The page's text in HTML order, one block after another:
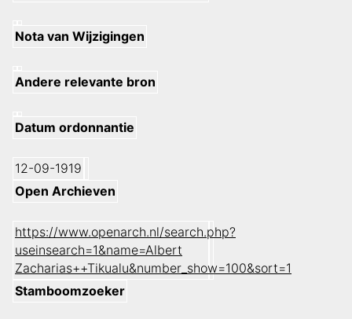
Nota van Wijzigingen
Andere relevante bron
Datum ordonnantie
12-09-1919
Open Archieven
https://www.openarch.nl/search.php?
useinsearch=1&name=Albert
Zacharias++Tikualu&number_show=100&sort=1
Stamboomzoeker